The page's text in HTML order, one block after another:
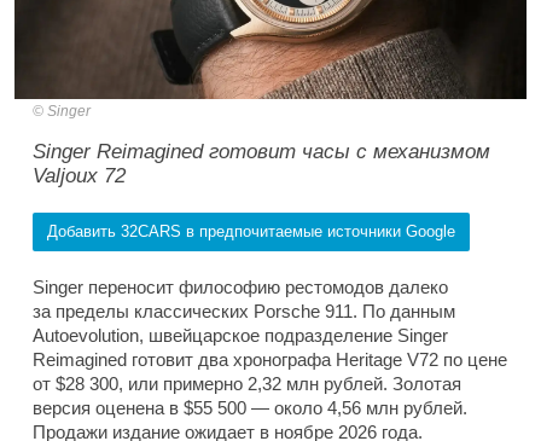
Singer
Singer Reimagined готовит часы с механизмом
Valjoux 72
Добавить 32CARS в предпочитаемые источники Google
Singer переносит философию рестомодов далеко
за пределы классических Porsche 911. По данным
Autoevolution, швейцарское подразделение Singer
Reimagined готовит два хронографа Heritage V72 по цене
от $28 300, или примерно 2,32 млн рублей. Золотая
версия оценена в $55 500 — около 4,56 млн рублей.
Продажи издание ожидает в ноябре 2026 года.